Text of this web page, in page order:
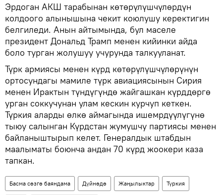
Эрдоган АКШ тарабынан көтөрүлүшчүлөрдүн
колдоого алынышына чекит коюлушу керектигин
белгиледи. Анын айтымында, бул маселе
президент Дональд Трамп менен кийинки айда
боло турган жолушуу учурунда талкууланат.
Түрк армиясы менен күрд көтөрүлүшчүлөрүнүн
ортосундагы мамиле түрк авиациясынын Сирия
менен Ирактын түндүгүндө жайгашкан күрддөргө
урган соккучунан улам кескин курчуп кеткен.
Түркия аларды өлкө аймагында ишемрдүүлүгүнө
тыюу салынган Күрдстан жумушчу партиясы менен
байланыштырып келет. Генералдык штабдын
маалыматы боюнча андан 70 күрд жоокери каза
тапкан.
Басма сөзгө баяндама Дүйнөдө Жаңылыктар Түркия